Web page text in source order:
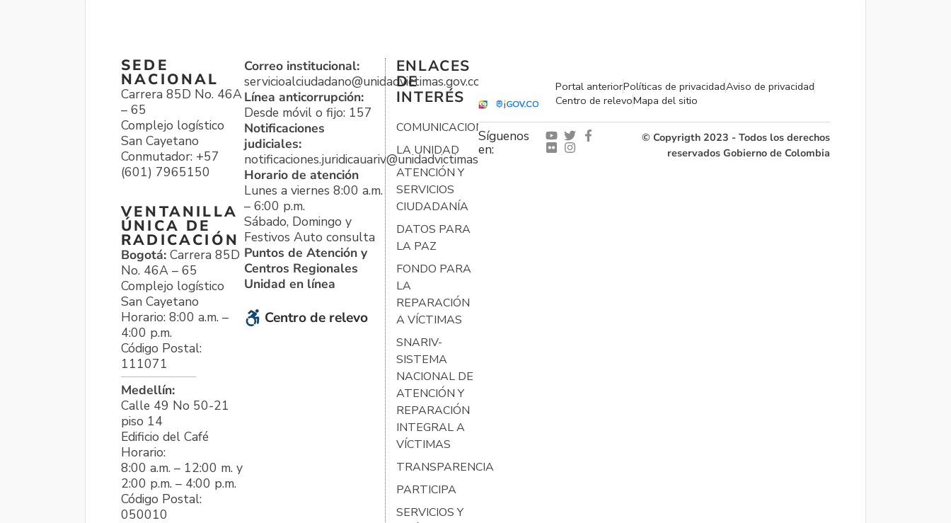
SEDE
NACIONAL
Carrera 85D No. 46A
– 65
Complejo logístico
San Cayetano
Conmutador: +57
(601) 7965150
VENTANILLA
ÚNICA DE
RADICACIÓN
Bogotá: Carrera 85D
No. 46A – 65
Complejo logístico
San Cayetano
Horario: 8:00 a.m. –
4:00 p.m.
Código Postal:
111071
Medellín:
Calle 49 No 50-21
piso 14
Edificio del Café
Horario:
8:00 a.m. – 12:00 m. y
2:00 p.m. – 4:00 p.m.
Código Postal:
050010
Correo institucional:
servicioalciudadano@unidadvictimas.gov.co
Línea anticorrupción:
Desde móvil o fijo: 157
Notificaciones
judiciales:
notificaciones.juridicauariv@unidadvictimas.gov.co
Horario de atención
Lunes a viernes 8:00 a.m.
– 6:00 p.m.
Sábado, Domingo y
Festivos Auto consulta
Puntos de Atención y
Centros Regionales
Unidad en línea
Centro de relevo
ENLACES
DE
INTERÉS
COMUNICACIONES
LA UNIDAD
ATENCIÓN Y
SERVICIOS
CIUDADANÍA
DATOS PARA
LA PAZ
FONDO PARA
LA
REPARACIÓN
A VÍCTIMAS
SNARIV-
SISTEMA
NACIONAL DE
ATENCIÓN Y
REPARACIÓN
INTEGRAL A
VÍCTIMAS
TRANSPARENCIA
PARTICIPA
SERVICIOS Y
Portal anteriorPolíticas de privacidadAviso de privacidad
Centro de relevoMapa del sitio
Síguenos
en:
© Copyrigth 2023 - Todos los derechos
reservados Gobierno de Colombia